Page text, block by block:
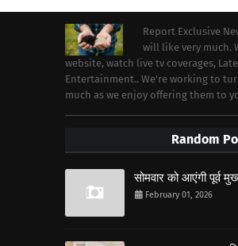
Report Exclusive
will like very much.
website, watch live tv coverages,
Entertainment.. We're working to
much as we enjoy offering them to
Random
सोमवार को आएंगी पूर्व
February 01, 2026